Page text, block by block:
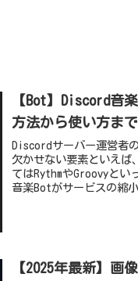
【Bot】Discord音
方法から使い方ま
Discordサーバー運営者
欠かせない要素といえば
てはRythmやGroovyとい
音楽Botがサービスの縮
【2025年最新】画